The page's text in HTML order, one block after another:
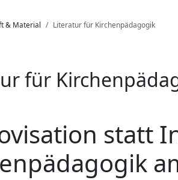
& Material Literatur für Kirchenpädagogik
für
statt